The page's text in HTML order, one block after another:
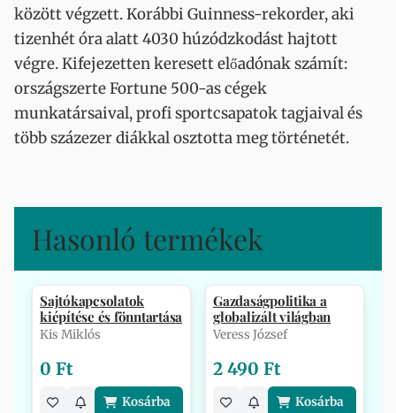
között végzett. Korábbi Guinness-rekorder, aki
tizenhét óra alatt 4030 húzódzkodást hajtott
végre. Kifejezetten keresett előadónak számít:
országszerte Fortune 500-as cégek
munkatársaival, profi sportcsapatok tagjaival és
több százezer diákkal osztotta meg történetét.
Hasonló termékek
Sajtókapcsolatok
kiépítése és fönntartása
Kis Miklós
0 Ft
Kosárba
Gazdaságpolitika a
globalizált világban
Veress József
2 490 Ft
Kosárba